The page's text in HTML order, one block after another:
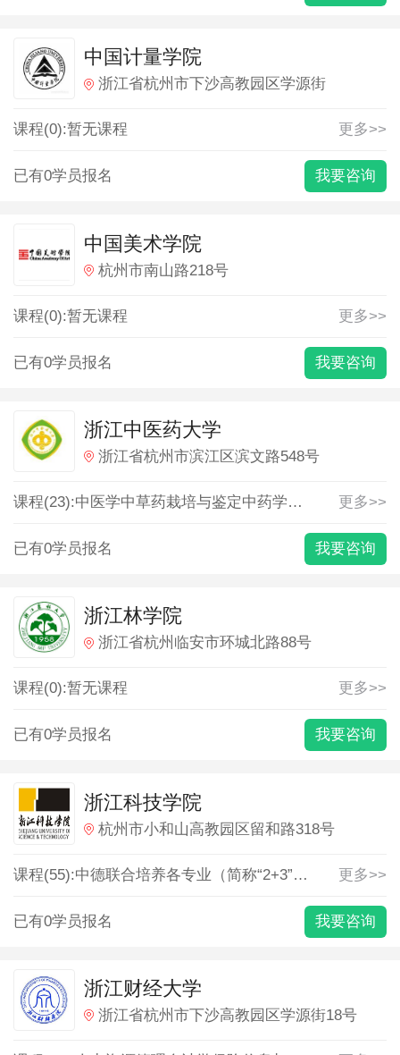
中国计量学院
浙江省杭州市下沙高教园区学源街
课程(0):暂无课程 更多>>
已有0学员报名 我要咨询
中国美术学院
杭州市南山路218号
课程(0):暂无课程 更多>>
已有0学员报名 我要咨询
浙江中医药大学
浙江省杭州市滨江区滨文路548号
课程(23):中医学中草药栽培与鉴定中药学中西医临床医学
更多>>
已有0学员报名 我要咨询
浙江林学院
浙江省杭州临安市环城北路88号
课程(0):暂无课程 更多>>
已有0学员报名 我要咨询
浙江科技学院
杭州市小和山高教园区留和路318号
课程(55):中德联合培养各专业（简称“2+3”项目） 交通工程
更多>>
已有0学员报名 我要咨询
浙江财经大学
浙江省杭州市下沙高教园区学源街18号